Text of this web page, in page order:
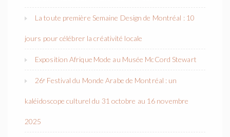
La toute première Semaine Design de Montréal : 10
jours pour célébrer la créativité locale
Exposition Afrique Mode au Musée McCord Stewart
26ᵉ Festival du Monde Arabe de Montréal : un
kaléidoscope culturel du 31 octobre au 16 novembre
2025